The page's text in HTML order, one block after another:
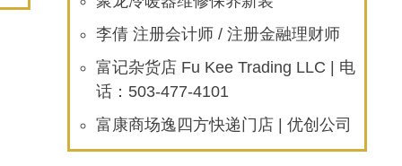
李倩 注册会计师 / 注册金融理财师
富记杂货店 Fu Kee Trading LLC | 电
话：503-477-4101
富康商场逸四方快递门店 | 优创公司